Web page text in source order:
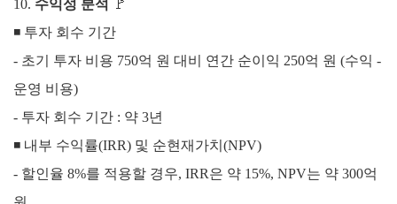
10. 수익성 분석
🚩
◾ 투자 회수 기간
- 초기 투자 비용 750억 원 대비 연간 순이익 250억 원 (수익 -
운영 비용)
- 투자 회수 기간 : 약 3년
◾ 내부 수익률(IRR) 및 순현재가치(NPV)
- 할인율 8%를 적용할 경우, IRR은 약 15%, NPV는 약 300억